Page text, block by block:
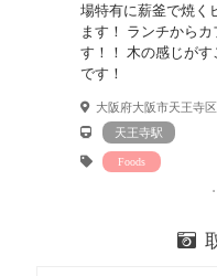
明るさ そこそ
南向きで明るいです。
お部屋の写真は電気OFF
場特有に薪釜で焼く
ます！ ランチから
す！！ 木の感じが
です！
大阪府大阪市天王寺
天王寺駅
Foods